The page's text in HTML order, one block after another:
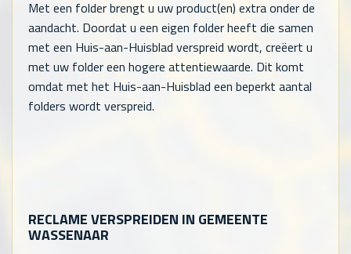
Met een folder brengt u uw product(en) extra onder de
aandacht. Doordat u een eigen folder heeft die samen
met een Huis-aan-Huisblad verspreid wordt, creëert u
met uw folder een hogere attentiewaarde. Dit komt
omdat met het Huis-aan-Huisblad een beperkt aantal
folders wordt verspreid.
RECLAME VERSPREIDEN IN GEMEENTE
WASSENAAR